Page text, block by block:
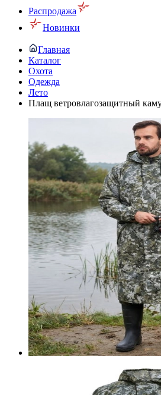
Распродажа
Новинки
Главная
Каталог
Охота
Одежда
Лето
Плащ ветровлагозащитный